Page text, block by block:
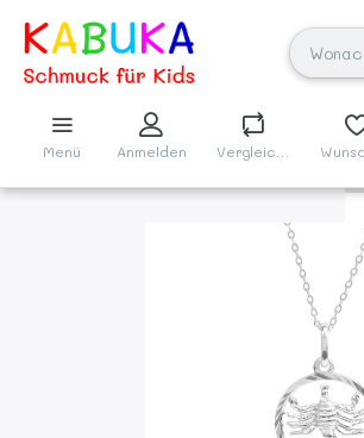
Menü Anmelden